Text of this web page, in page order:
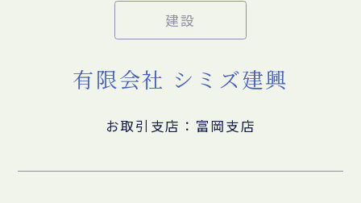
建設
有限会社 シミズ建興
お取引支店：富岡支店